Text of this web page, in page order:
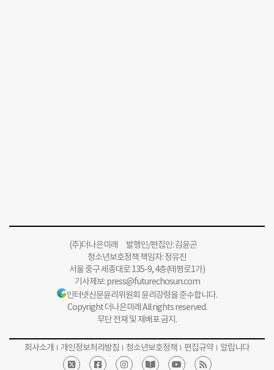
(주)더나은미래 발행인/편집인: 김윤곤
청소년보호정책 책임자: 정유진
서울 중구 세종대로 135-9, 4층(태평로1가)
기사제보:press@futurechosun.com
인터넷신문윤리위원회 윤리강령을 준수합니다.
Copyright 더나은미래 All rights reserved.
무단 전재 및 재배포 금지.
회사소개 개인정보처리방침 청소년보호정책 편집규약 알립니다